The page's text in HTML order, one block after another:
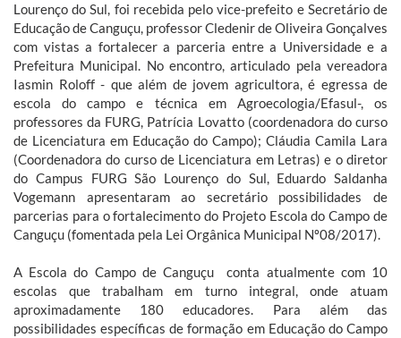
Lourenço do Sul, foi recebida pelo vice-prefeito e Secretário de
Educação de Canguçu, professor Cledenir de Oliveira Gonçalves
com vistas a fortalecer a parceria entre a Universidade e a
Prefeitura Municipal. No encontro, articulado pela vereadora
Iasmin Roloff - que além de jovem agricultora, é egressa de
escola do campo e técnica em Agroecologia/Efasul-, os
professores da FURG, Patrícia Lovatto (coordenadora do curso
de Licenciatura em Educação do Campo); Cláudia Camila Lara
(Coordenadora do curso de Licenciatura em Letras) e o diretor
do Campus FURG São Lourenço do Sul, Eduardo Saldanha
Vogemann apresentaram ao secretário possibilidades de
parcerias para o fortalecimento do Projeto Escola do Campo de
Canguçu (fomentada pela Lei Orgânica Municipal Nº08/2017).
A Escola do Campo de Canguçu conta atualmente com 10
escolas que trabalham em turno integral, onde atuam
aproximadamente 180 educadores. Para além das
possibilidades específicas de formação em Educação do Campo